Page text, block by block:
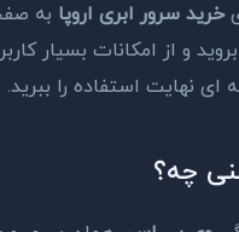
خرید سرور ابری اروپا به
و از امکانات بسیار
ای نهایت استفاده را ببرید.
چه؟